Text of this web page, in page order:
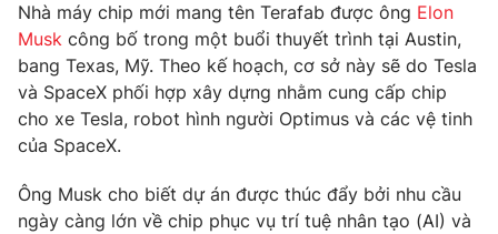
Hitech Công nghệ tương lai
Sản phẩm
Thị trường
Tư vấn
Giao lưu trực tuyến
Lịch phát sóng
Emagazine Podcast
Nhà máy chip mới mang tên Terafab được ông Elon
Musk công bố trong một buổi thuyết trình tại Austin,
bang Texas, Mỹ. Theo kế hoạch, cơ sở này sẽ do Tesla
và SpaceX phối hợp xây dựng nhằm cung cấp chip
cho xe Tesla, robot hình người Optimus và các vệ tinh
của SpaceX.
Ông Musk cho biết dự án được thúc đẩy bởi nhu cầu
ngày càng lớn về chip phục vụ trí tuệ nhân tạo (AI) và